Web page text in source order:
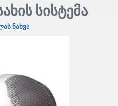
სისტემა
ნახვა